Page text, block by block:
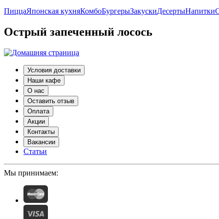
ПиццаЯпонская кухняКомбоБургерыЗакускиДесертыНапитки
Острый запеченный лосось
Условия доставки
Наши кафе
О нас
Оставить отзыв
Оплата
Акции
Контакты
Вакансии
Статьи
Мы принимаем: